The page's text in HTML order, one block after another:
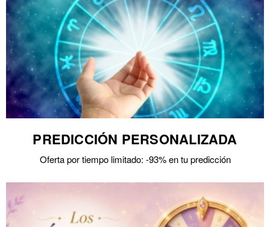
PREDICCIÓN PERSONALIZADA
Oferta por tiempo limitado: -93% en tu predicción